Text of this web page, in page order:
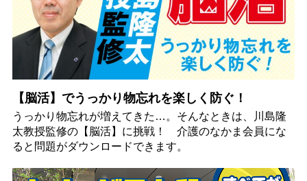
【脳活】でうっかり物忘れを楽しく防ぐ！
うっかり物忘れが増えてきた…。そんなときは、川島隆
太教授監修の【脳活】に挑戦！ 介護のなかま会員にな
ると問題がダウンロードできます。